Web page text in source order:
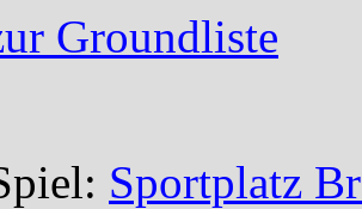
Groundliste
Sportplatz